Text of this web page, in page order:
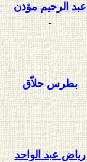
عبد الرحيم مؤذن
بطرس حلاّق
رياض عبد الواحد